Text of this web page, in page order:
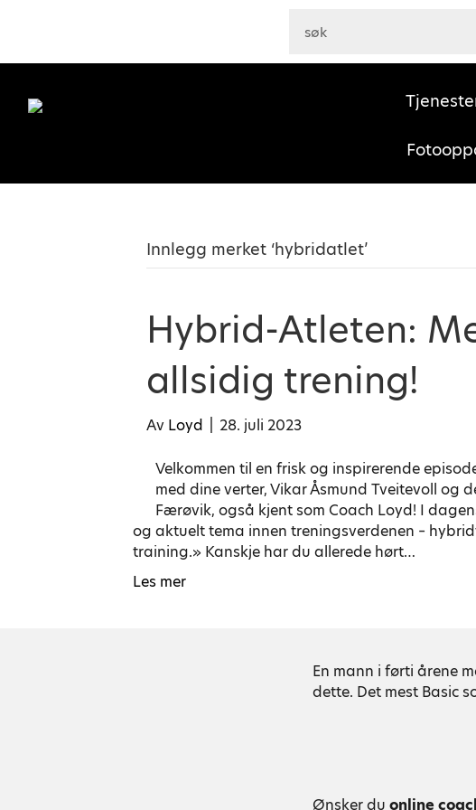
Innlegg merket ‘hybridatlet’
Hybrid-Atleten:
allsidig trening!
Av Loyd 28. juli 2023
Velkommen til en frisk og inspirerende
med dine verter, Vikar Åsmund Tveitevoll og
Færøvik, også kjent som Coach Loyd! I
og aktuelt tema innen treningsverdenen –
training.» Kanskje har du allerede hørt…
Les mer
En mann i førti årene
dette. Det mest Basic
Ønsker du online